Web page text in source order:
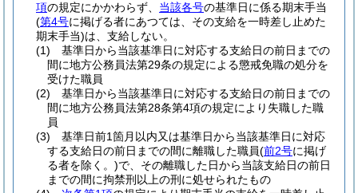
項の規定にかかわらず、 当該各号の基準日に係る期末手当
(第4号に掲げる者にあつては、その支給を一時差し止めた
期末手当)は、支給しない。
(1)
基準日から当該基準日に対応する支給日の前日までの
間に地方公務員法第29条の規定による懲戒免職の処分を
受けた職員
(2)
基準日から当該基準日に対応する支給日の前日までの
間に地方公務員法第28条第4項の規定により失職した職
員
(3)
基準日前1箇月以内又は基準日から当該基準日に対応
する支給日の前日までの間に離職した職員(前2号に掲げ
る者を除く。)で、その離職した日から当該支給日の前日
までの間に拘禁刑以上の刑に処せられたもの